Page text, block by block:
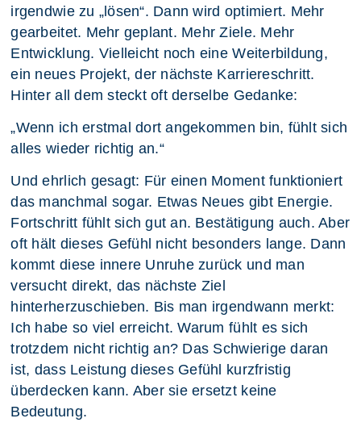
irgendwie zu „lösen“. Dann wird optimiert. Mehr
gearbeitet. Mehr geplant. Mehr Ziele. Mehr
Entwicklung. Vielleicht noch eine Weiterbildung,
ein neues Projekt, der nächste Karriereschritt.
Hinter all dem steckt oft derselbe Gedanke:
„Wenn ich erstmal dort angekommen bin, fühlt sich
alles wieder richtig an.“
Und ehrlich gesagt: Für einen Moment funktioniert
das manchmal sogar. Etwas Neues gibt Energie.
Fortschritt fühlt sich gut an. Bestätigung auch. Aber
oft hält dieses Gefühl nicht besonders lange. Dann
kommt diese innere Unruhe zurück und man
versucht direkt, das nächste Ziel
hinterherzuschieben. Bis man irgendwann merkt:
Ich habe so viel erreicht. Warum fühlt es sich
trotzdem nicht richtig an? Das Schwierige daran
ist, dass Leistung dieses Gefühl kurzfristig
überdecken kann. Aber sie ersetzt keine
Bedeutung.